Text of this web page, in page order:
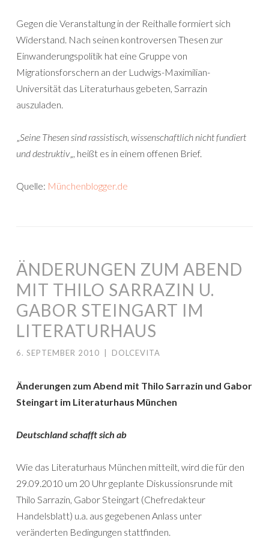
Gegen die Veranstaltung in der Reithalle formiert sich
Widerstand. Nach seinen kontroversen Thesen zur
Einwanderungspolitik hat eine Gruppe von
Migrationsforschern an der Ludwigs-Maximilian-
Universität das Literaturhaus gebeten, Sarrazin
auszuladen.
„Seine Thesen sind rassistisch, wissenschaftlich nicht fundiert
und destruktiv„, heißt es in einem offenen Brief.
Quelle: Münchenblogger.de
ÄNDERUNGEN ZUM ABEND
MIT THILO SARRAZIN U.
GABOR STEINGART IM
LITERATURHAUS
6. SEPTEMBER 2010 DOLCEVITA
Änderungen zum Abend mit Thilo Sarrazin und Gabor
Steingart im Literaturhaus München
Deutschland schafft sich ab
Wie das Literaturhaus München mitteilt, wird die für den
29.09.2010 um 20 Uhr geplante Diskussionsrunde mit
Thilo Sarrazin, Gabor Steingart (Chefredakteur
Handelsblatt) u.a. aus gegebenen Anlass unter
veränderten Bedingungen stattfinden.